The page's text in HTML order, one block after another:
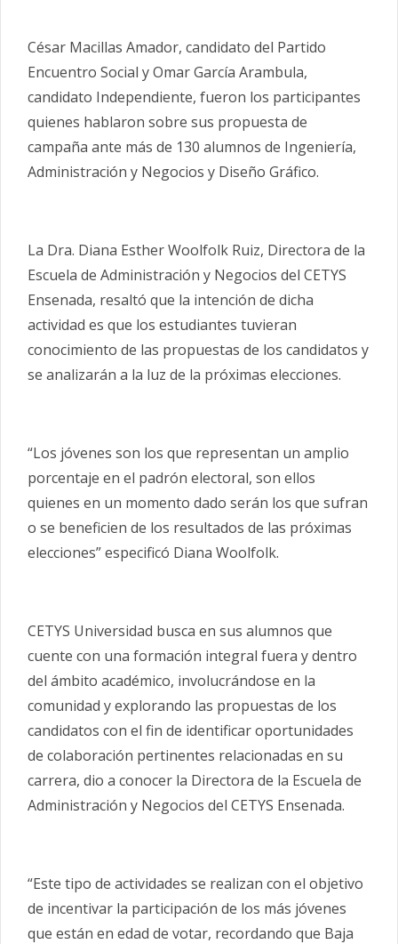
César Macillas Amador, candidato del Partido
Encuentro Social y Omar García Arambula,
candidato Independiente, fueron los participantes
quienes hablaron sobre sus propuesta de
campaña ante más de 130 alumnos de Ingeniería,
Administración y Negocios y Diseño Gráfico.
La Dra. Diana Esther Woolfolk Ruiz, Directora de la
Escuela de Administración y Negocios del CETYS
Ensenada, resaltó que la intención de dicha
actividad es que los estudiantes tuvieran
conocimiento de las propuestas de los candidatos y
se analizarán a la luz de la próximas elecciones.
“Los jóvenes son los que representan un amplio
porcentaje en el padrón electoral, son ellos
quienes en un momento dado serán los que sufran
o se beneficien de los resultados de las próximas
elecciones” especificó Diana Woolfolk.
CETYS Universidad busca en sus alumnos que
cuente con una formación integral fuera y dentro
del ámbito académico, involucrándose en la
comunidad y explorando las propuestas de los
candidatos con el fin de identificar oportunidades
de colaboración pertinentes relacionadas en su
carrera, dio a conocer la Directora de la Escuela de
Administración y Negocios del CETYS Ensenada.
“Este tipo de actividades se realizan con el objetivo
de incentivar la participación de los más jóvenes
que están en edad de votar, recordando que Baja